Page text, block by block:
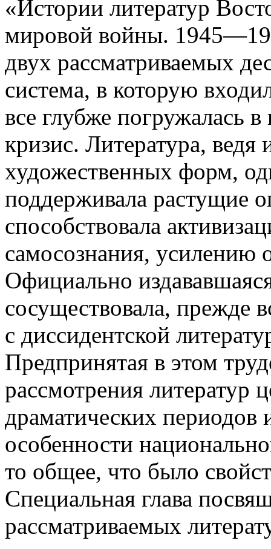
«Истории литератур
мировой войны.
двух рассматриваемых
система, в которую
все глубже погружалась
кризис. Литература,
художественных форм,
поддерживала растущие
способствовала
самосознания, усилению
Официально
сосуществовала, прежде
с диссидентской
Предпринятая в этом
рассмотрения литератур
драматических периодов
особенности
то общее, что было
Специальная глава
рассматриваемых